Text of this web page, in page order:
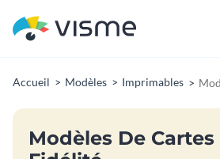
Accueil Modèles Imprimables
Modèles De Cartes